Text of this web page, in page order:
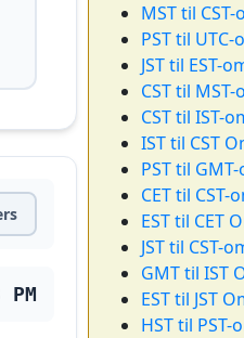
MST til
PST til
JST til EST-
CST til
CST til IST-
IST til CST
PST til
CET til
EST til CET
JST til CST-
GMT til IST
EST til JST
HST til